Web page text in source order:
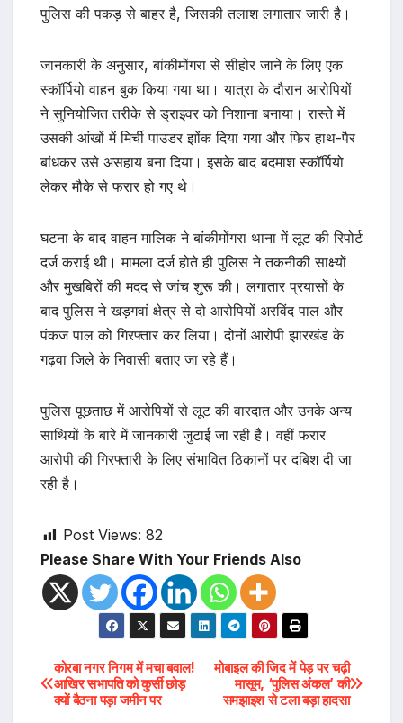
पुलिस की पकड़ से बाहर है, जिसकी तलाश लगातार जारी है।
जानकारी के अनुसार, बांकीमोंगरा से सीहोर जाने के लिए एक
स्कॉर्पियो वाहन बुक किया गया था। यात्रा के दौरान आरोपियों
ने सुनियोजित तरीके से ड्राइवर को निशाना बनाया। रास्ते में
उसकी आंखों में मिर्ची पाउडर झोंक दिया गया और फिर हाथ-पैर
बांधकर उसे असहाय बना दिया। इसके बाद बदमाश स्कॉर्पियो
लेकर मौके से फरार हो गए थे।
घटना के बाद वाहन मालिक ने बांकीमोंगरा थाना में लूट की रिपोर्ट
दर्ज कराई थी। मामला दर्ज होते ही पुलिस ने तकनीकी साक्ष्यों
और मुखबिरों की मदद से जांच शुरू की। लगातार प्रयासों के
बाद पुलिस ने खड़गवां क्षेत्र से दो आरोपियों अरविंद पाल और
पंकज पाल को गिरफ्तार कर लिया। दोनों आरोपी झारखंड के
गढ़वा जिले के निवासी बताए जा रहे हैं।
पुलिस पूछताछ में आरोपियों से लूट की वारदात और उनके अन्य
साथियों के बारे में जानकारी जुटाई जा रही है। वहीं फरार
आरोपी की गिरफ्तारी के लिए संभावित ठिकानों पर दबिश दी जा
रही है।
Post Views: 82
Please Share With Your Friends Also
Post
navigation
मोबाइल की जिद में पेड़ पर चढ़ी
मासूम, ‘पुलिस अंकल’ की
समझाइश से टला बड़ा हादसा
कोरबा नगर निगम में मचा बवाल!
आखिर सभापति को कुर्सी छोड़
क्यों बैठना पड़ा जमीन पर